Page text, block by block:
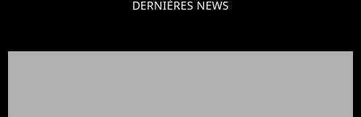
DERNIÈRES NEWS